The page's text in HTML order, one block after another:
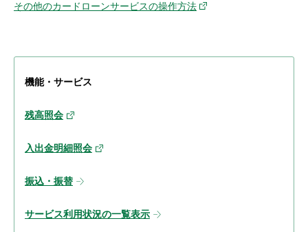
その他のカードローンサービスの操作方法
機能・サービス
残高照会
入出金明細照会
振込・振替
サービス利用状況の一覧表示